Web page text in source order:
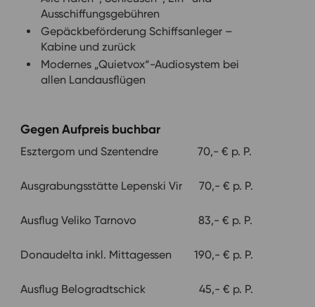
Ausschiffungsgebühren
Gepäckbeförderung Schiffsanleger –
Kabine und zurück
Modernes „Quietvox“-Audiosystem bei
allen Landausflügen
Gegen Aufpreis buchbar
Esztergom und Szentendre 70,- € p. P.
Ausgrabungsstätte Lepenski Vir 70,- € p. P.
Ausflug Veliko Tarnovo 83,- € p. P.
Donaudelta inkl. Mittagessen 190,- € p. P.
Ausflug Belogradtschick 45,- € p. P.